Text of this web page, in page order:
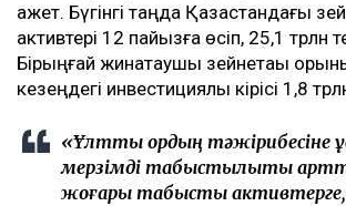
қажет. Бүгінгі таңда Қазақстандағы
активтері 12 пайызға өсіп, 25,1 трлн
Бірыңғай жинақтаушы зейнетақы
кезеңдегі инвестициялық кірісі 1,8
«Ұлттық қордың тәжірибесіне
мерзімді табыстылықты
жоғары табысты